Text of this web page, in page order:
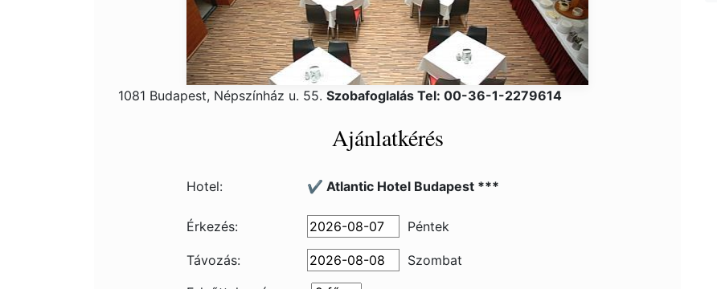
1081 Budapest, Népszínház u. 55. Szobafoglalás Tel: 00-36-1-2279614
Ajánlatkérés
Hotel: ✔️ Atlantic Hotel Budapest ***
Érkezés: Péntek
Távozás:
Szombat